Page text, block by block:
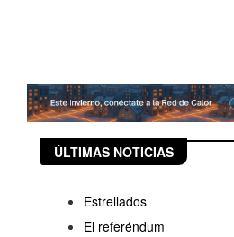
ÚLTIMAS NOTICIAS
Estrellados
El referéndum